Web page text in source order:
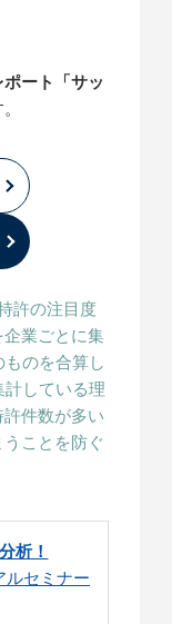
ポート「サッ
許の注目度
企業ごとに集
のを合算し
している理
件数が多い
ことを防ぐ
析！
ルセミナー